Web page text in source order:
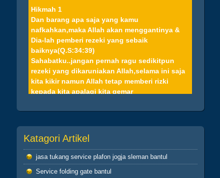
Hikmah 1
Dan barang apa saja yang kamu
nafkahkan,maka Allah akan menggantinya &
Dia-lah pemberi rezeki yang sebaik
baiknya(Q.S:34:39)
Sahabatku..jangan pernah ragu sedikitpun
rezeki yang dikaruniakan Allah,selama ini saja
kita kikir namun Allah tetap memberi rizki
kepada kita apalagi kita gemar
maka baginya penghidupan yang
sempit(Q.S.20:124) sahabatku..dosa-dosalah
yang menyempitkan hati, mari perbaiki diri dan
memohon ampun atas dosa-dosa kita kepada
Katagori Artikel
jasa tukang service plafon jogja sleman bantul
Service folding gate bantul